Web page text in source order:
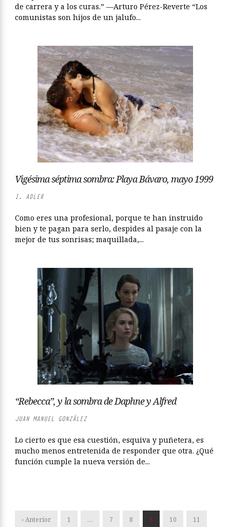
de carrera y a los curas.” —Arturo Pérez-Reverte “Los
comunistas son hijos de un jalufo...
Vigésima séptima sombra: Playa Bávaro, mayo 1999
I. ADLER
Como eres una profesional, porque te han instruido
bien y te pagan para serlo, despides al pasaje con la
mejor de tus sonrisas; maquillada,...
“Rebecca”, y la sombra de Daphne y Alfred
JUAN MANUEL GONZÁLEZ
Lo cierto es que esa cuestión, esquiva y puñetera, es
mucho menos entretenida de responder que otra. ¿Qué
función cumple la nueva versión de...
‹ Anterior 1 … 7 8 9 10 11